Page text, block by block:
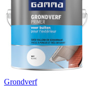
Grondverf